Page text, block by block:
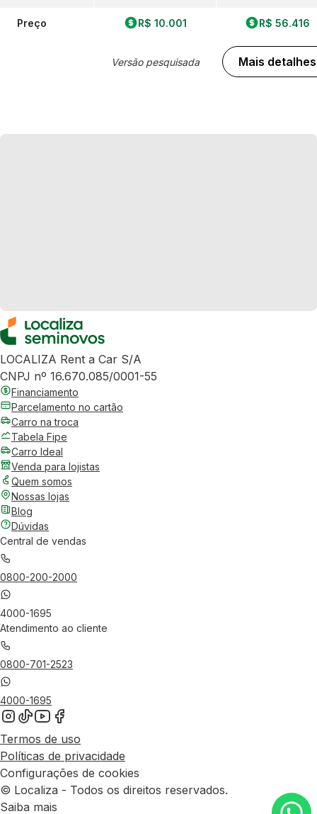
Preço R$ 10.001
Versão pesquisada
R$ 56.416
Mais detalhes
LOCALIZA Rent a Car S/A
CNPJ nº 16.670.085/0001-55
Financiamento
Parcelamento no cartão
Carro na troca
Tabela Fipe
Carro Ideal
Venda para lojistas
Quem somos
Nossas lojas
Blog
Dúvidas
Central de vendas
0800-200-2000
4000-1695
Atendimento ao cliente
0800-701-2523
4000-1695
Termos de uso
Políticas de privacidade
Configurações de cookies
© Localiza - Todos os direitos reservados.
Saiba mais